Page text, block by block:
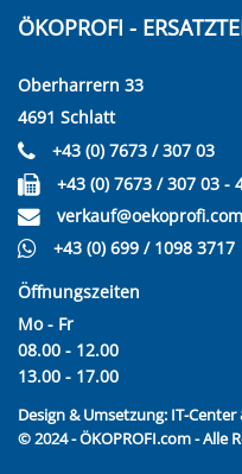
ÖKOPROFI -
Oberharrern 33
4691 Schlatt
+43 (0) 7673 / 307 03
+43 (0) 7673 / 307 03 -
verkauf@oekoprofi.com
+43 (0) 699 / 1098 3717
Öffnungszeiten
Mo - Fr
08.00 - 12.00
13.00 - 17.00
Design & Umsetzung: IT-Center
© 2024 - ÖKOPROFI.com - Alle